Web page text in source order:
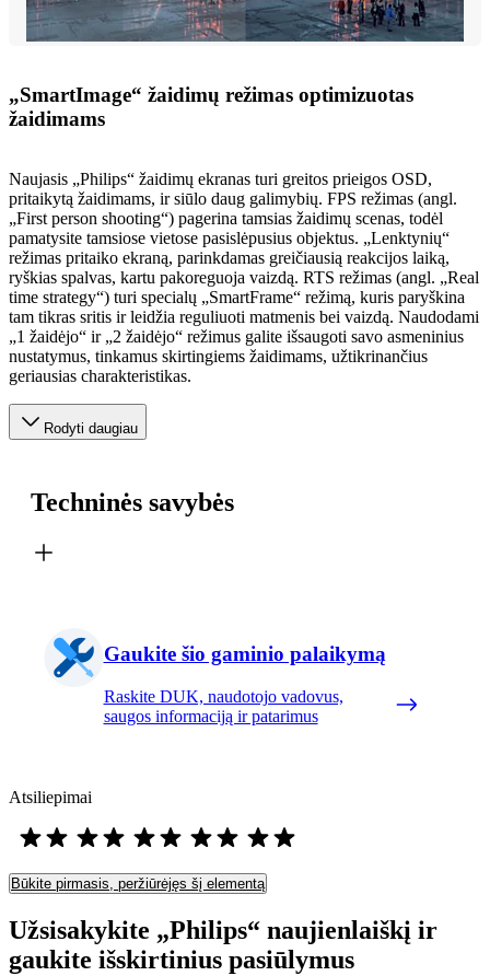
„SmartImage“ žaidimų režimas optimizuotas
žaidimams
Naujasis „Philips“ žaidimų ekranas turi greitos prieigos OSD,
pritaikytą žaidimams, ir siūlo daug galimybių. FPS režimas (angl.
„First person shooting“) pagerina tamsias žaidimų scenas, todėl
pamatysite tamsiose vietose pasislėpusius objektus. „Lenktynių“
režimas pritaiko ekraną, parinkdamas greičiausią reakcijos laiką,
ryškias spalvas, kartu pakoreguoja vaizdą. RTS režimas (angl. „Real
time strategy“) turi specialų „SmartFrame“ režimą, kuris paryškina
tam tikras sritis ir leidžia reguliuoti matmenis bei vaizdą. Naudodami
„1 žaidėjo“ ir „2 žaidėjo“ režimus galite išsaugoti savo asmeninius
nustatymus, tinkamus skirtingiems žaidimams, užtikrinančius
geriausias charakteristikas.
Rodyti daugiau
Techninės savybės
Gaukite šio gaminio palaikymą
Raskite DUK, naudotojo vadovus,
saugos informaciją ir patarimus
Atsiliepimai
Būkite pirmasis, peržiūrėjęs šį elementą
Užsisakykite „Philips“ naujienlaiškį ir
gaukite išskirtinius pasiūlymus